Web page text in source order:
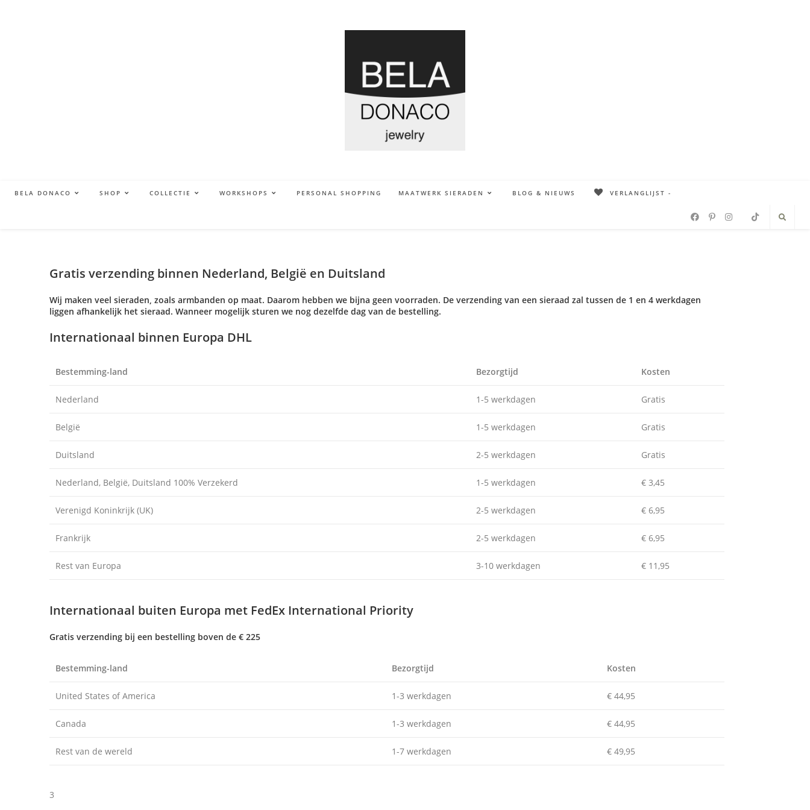
BELA DONACO SHOP COLLECTIE WORKSHOPS PERSONAL SHOPPING MAATWERK SIERADEN BLOG & NIEUWS VERLANGLIJST -
Gratis verzending binnen Nederland, België en Duitsland
Wij maken veel sieraden, zoals armbanden op maat. Daarom hebben we bijna geen voorraden. De verzending van een sieraad zal tussen de 1 en 4 werkdagen
liggen afhankelijk het sieraad. Wanneer mogelijk sturen we nog dezelfde dag van de bestelling.
Internationaal binnen Europa DHL
Bestemming-land Bezorgtijd Kosten
Nederland 1-5 werkdagen Gratis
België 1-5 werkdagen Gratis
Duitsland 2-5 werkdagen Gratis
Nederland, België, Duitsland 100% Verzekerd 1-5 werkdagen € 3,45
Verenigd Koninkrijk (UK) 2-5 werkdagen € 6,95
Frankrijk 2-5 werkdagen € 6,95
Rest van Europa 3-10 werkdagen € 11,95
Internationaal buiten Europa met FedEx International Priority
Gratis verzending bij een bestelling boven de € 225
Bestemming-land Bezorgtijd Kosten
United States of America 1-3 werkdagen € 44,95
Canada 1-3 werkdagen € 44,95
Rest van de wereld 1-7 werkdagen € 49,95
3